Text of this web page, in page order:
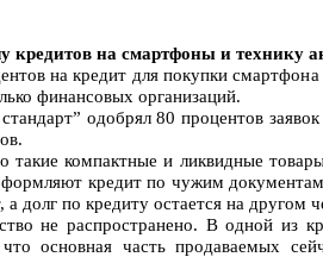
на смартфоны и технику
на кредит для покупки
финансовых организаций.
одобрял 80 процентов
такие компактные и ликвидные
кредит по чужим
долг по кредиту остается на другом
не распространено. В одной из
что основная часть продаваемых